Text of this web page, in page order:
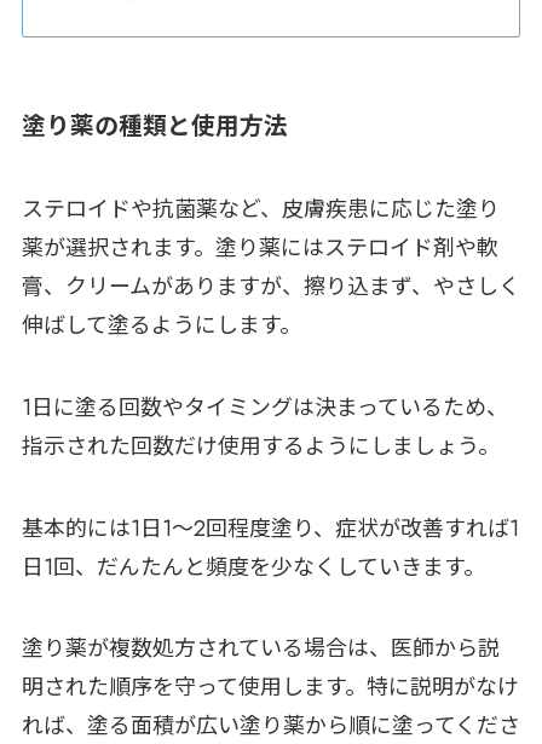
塗り薬の種類と使用方法
ステロイドや抗菌薬など、皮膚疾患に応じた塗り
薬が選択されます。塗り薬にはステロイド剤や軟
膏、クリームがありますが、擦り込まず、やさしく
伸ばして塗るようにします。
1日に塗る回数やタイミングは決まっているため、
指示された回数だけ使用するようにしましょう。
基本的には1日1～2回程度塗り、症状が改善すれば1
日1回、だんたんと頻度を少なくしていきます。
塗り薬が複数処方されている場合は、医師から説
明された順序を守って使用します。特に説明がなけ
れば、塗る面積が広い塗り薬から順に塗ってくださ